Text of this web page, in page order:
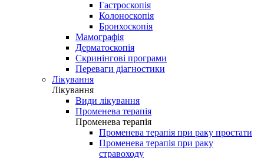
Гастроскопія
Колоноскопія
Бронхоскопія
Мамографія
Дерматоскопія
Скринінгові програми
Переваги діагностики
Лікування
Лікування
Види лікування
Променева терапія
Променева терапія
Променева терапія при раку простати
Променева терапія при раку
стравоходу